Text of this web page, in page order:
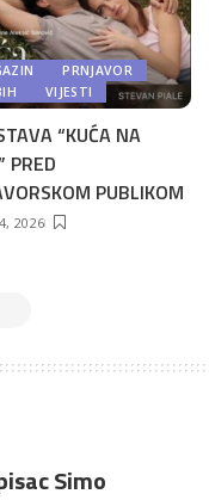
PRNJAVOR
VIJESTI
“KUĆA NA
PRED
PUBLIKOM
2026
Simo